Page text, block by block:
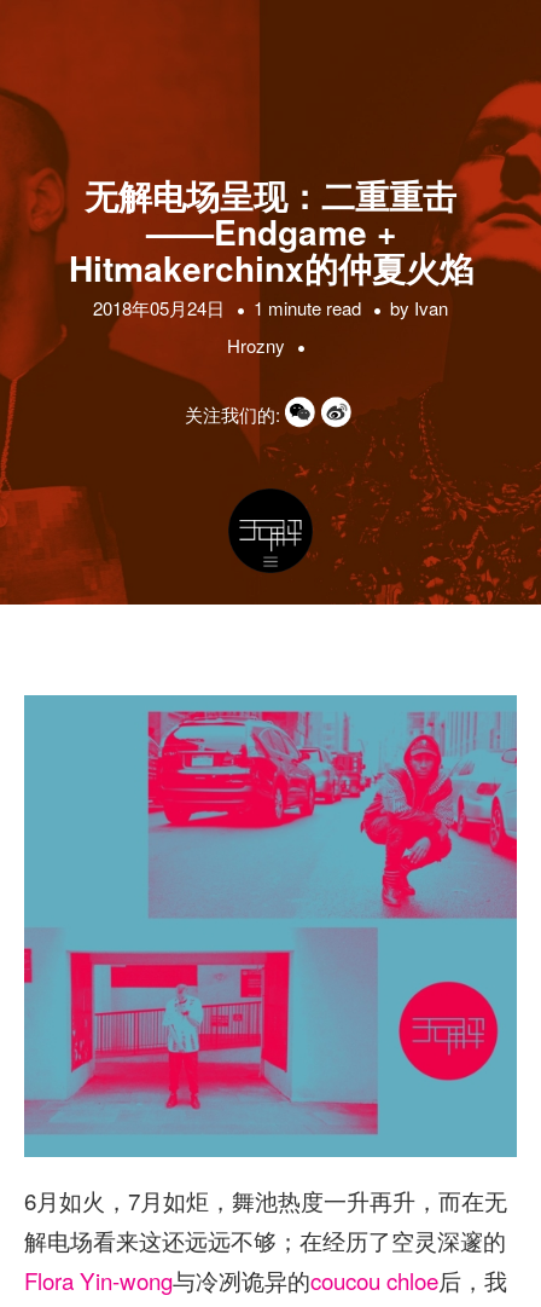
无解电场呈现：二重重击
——Endgame +
Hitmakerchinx的仲夏火焰
2018年05月24日 1 minute read by Ivan
Hrozny
关注我们的:
6月如火，7月如炬，舞池热度一升再升，而在无
解电场看来这还远远不够；在经历了空灵深邃的
Flora Yin-wong与冷冽诡异的coucou chloe后，我